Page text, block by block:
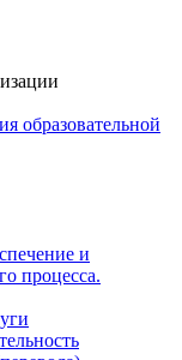
образовательной
и
процесса.